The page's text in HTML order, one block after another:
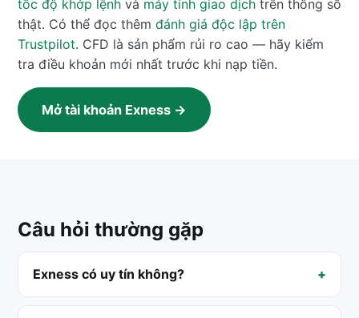
tốc độ khớp lệnh và máy tính giao dịch trên thông số
thật. Có thể đọc thêm đánh giá độc lập trên
Trustpilot. CFD là sản phẩm rủi ro cao — hãy kiểm
tra điều khoản mới nhất trước khi nạp tiền.
Mở tài khoản Exness →
Câu hỏi thường gặp
Exness có uy tín không?